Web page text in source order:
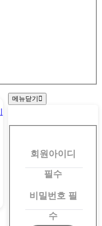
메뉴닫기
회
회원아이디
필수
비밀번호필
수